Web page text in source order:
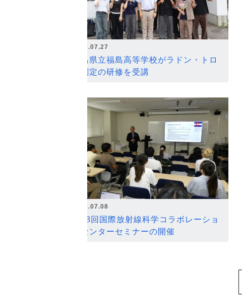
2026.07.27
福島県立福島高等学校がラドン・トロ
ン測定の研修を受講
2026.07.08
第18回国際放射線科学コラボレーショ
ンセンターセミナーの開催